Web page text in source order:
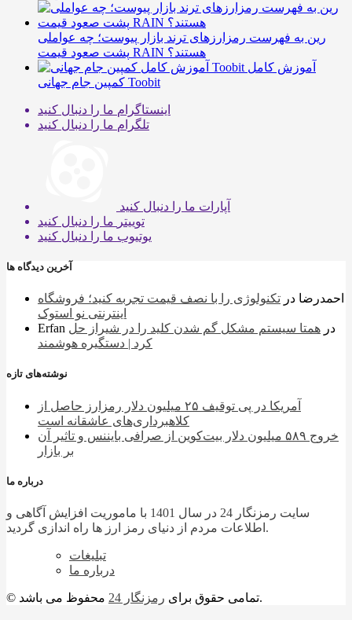
رین به فهرست رمزارزهای ترند بازار پیوست؛ چه عواملی
پشت صعود قیمت RAIN هستند؟
آموزش کامل
کمپین جام جهانی Toobit
اینستاگرام ما را دنبال کنید
تلگرام ما را دنبال کنید
آپارات ما را دنبال کنید
توییتر ما را دنبال کنید
یوتیوب ما را دنبال کنید
آخرین دیدگاه ها
احمدرضا در تکنولوژی را با نصف قیمت تجربه کنید؛ فروشگاه
اینترنتی نو استوک
Erfan
در همتا سیستم مشکل گم شدن کلید را در شیراز حل
کرد | دستگیره هوشمند
نوشته‌های تازه
آمریکا در پی توقیف ۲۵ میلیون دلار رمزارز حاصل از
کلاهبرداری‌های عاشقانه است
خروج ۵۸۹ میلیون دلار بیت‌کوین از صرافی بایننس و تاثیر آن
بر بازار
درباره ما
سایت رمزنگار 24 در سال 1401 با ماموریت افزایش آگاهی و
اطلاعات مردم از دنیای رمز ارز ها راه اندازی گردید.
تبلیغات
درباره ما
© تمامی حقوق برای رمزنگار 24 محفوظ می باشد.